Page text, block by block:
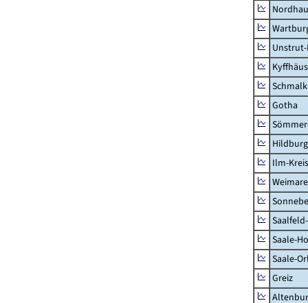
Gotha
Ilm-Kreis
Saale-
Saale-
Greiz